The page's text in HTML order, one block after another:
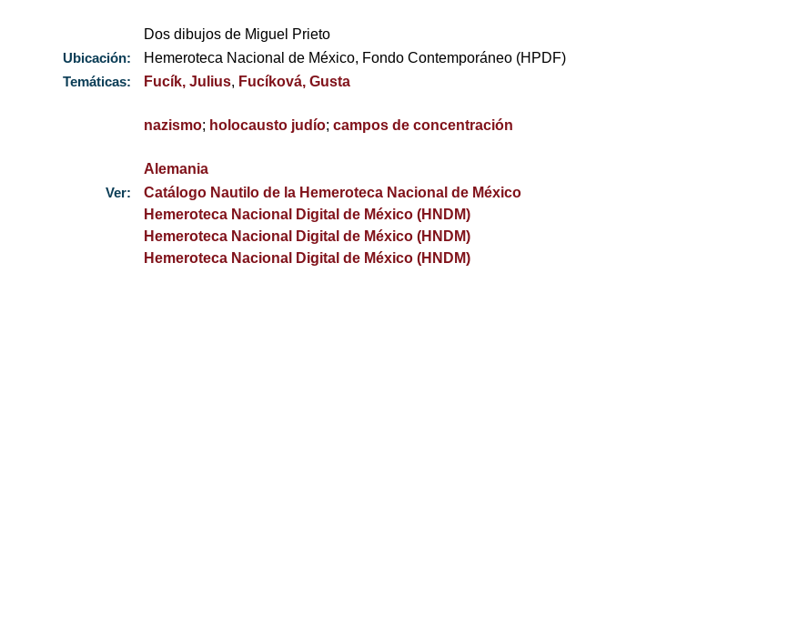
Dos dibujos de Miguel Prieto
Ubicación:
Hemeroteca Nacional de México, Fondo Contemporáneo (HPDF)
Temáticas:
Fucík, Julius, Fucíková, Gusta
nazismo; holocausto judío;campos de concentración
Alemania
Ver:
Catálogo Nautilo de la Hemeroteca Nacional de México
Hemeroteca Nacional Digital de México (HNDM)
Hemeroteca Nacional Digital de México (HNDM)
Hemeroteca Nacional Digital de México (HNDM)